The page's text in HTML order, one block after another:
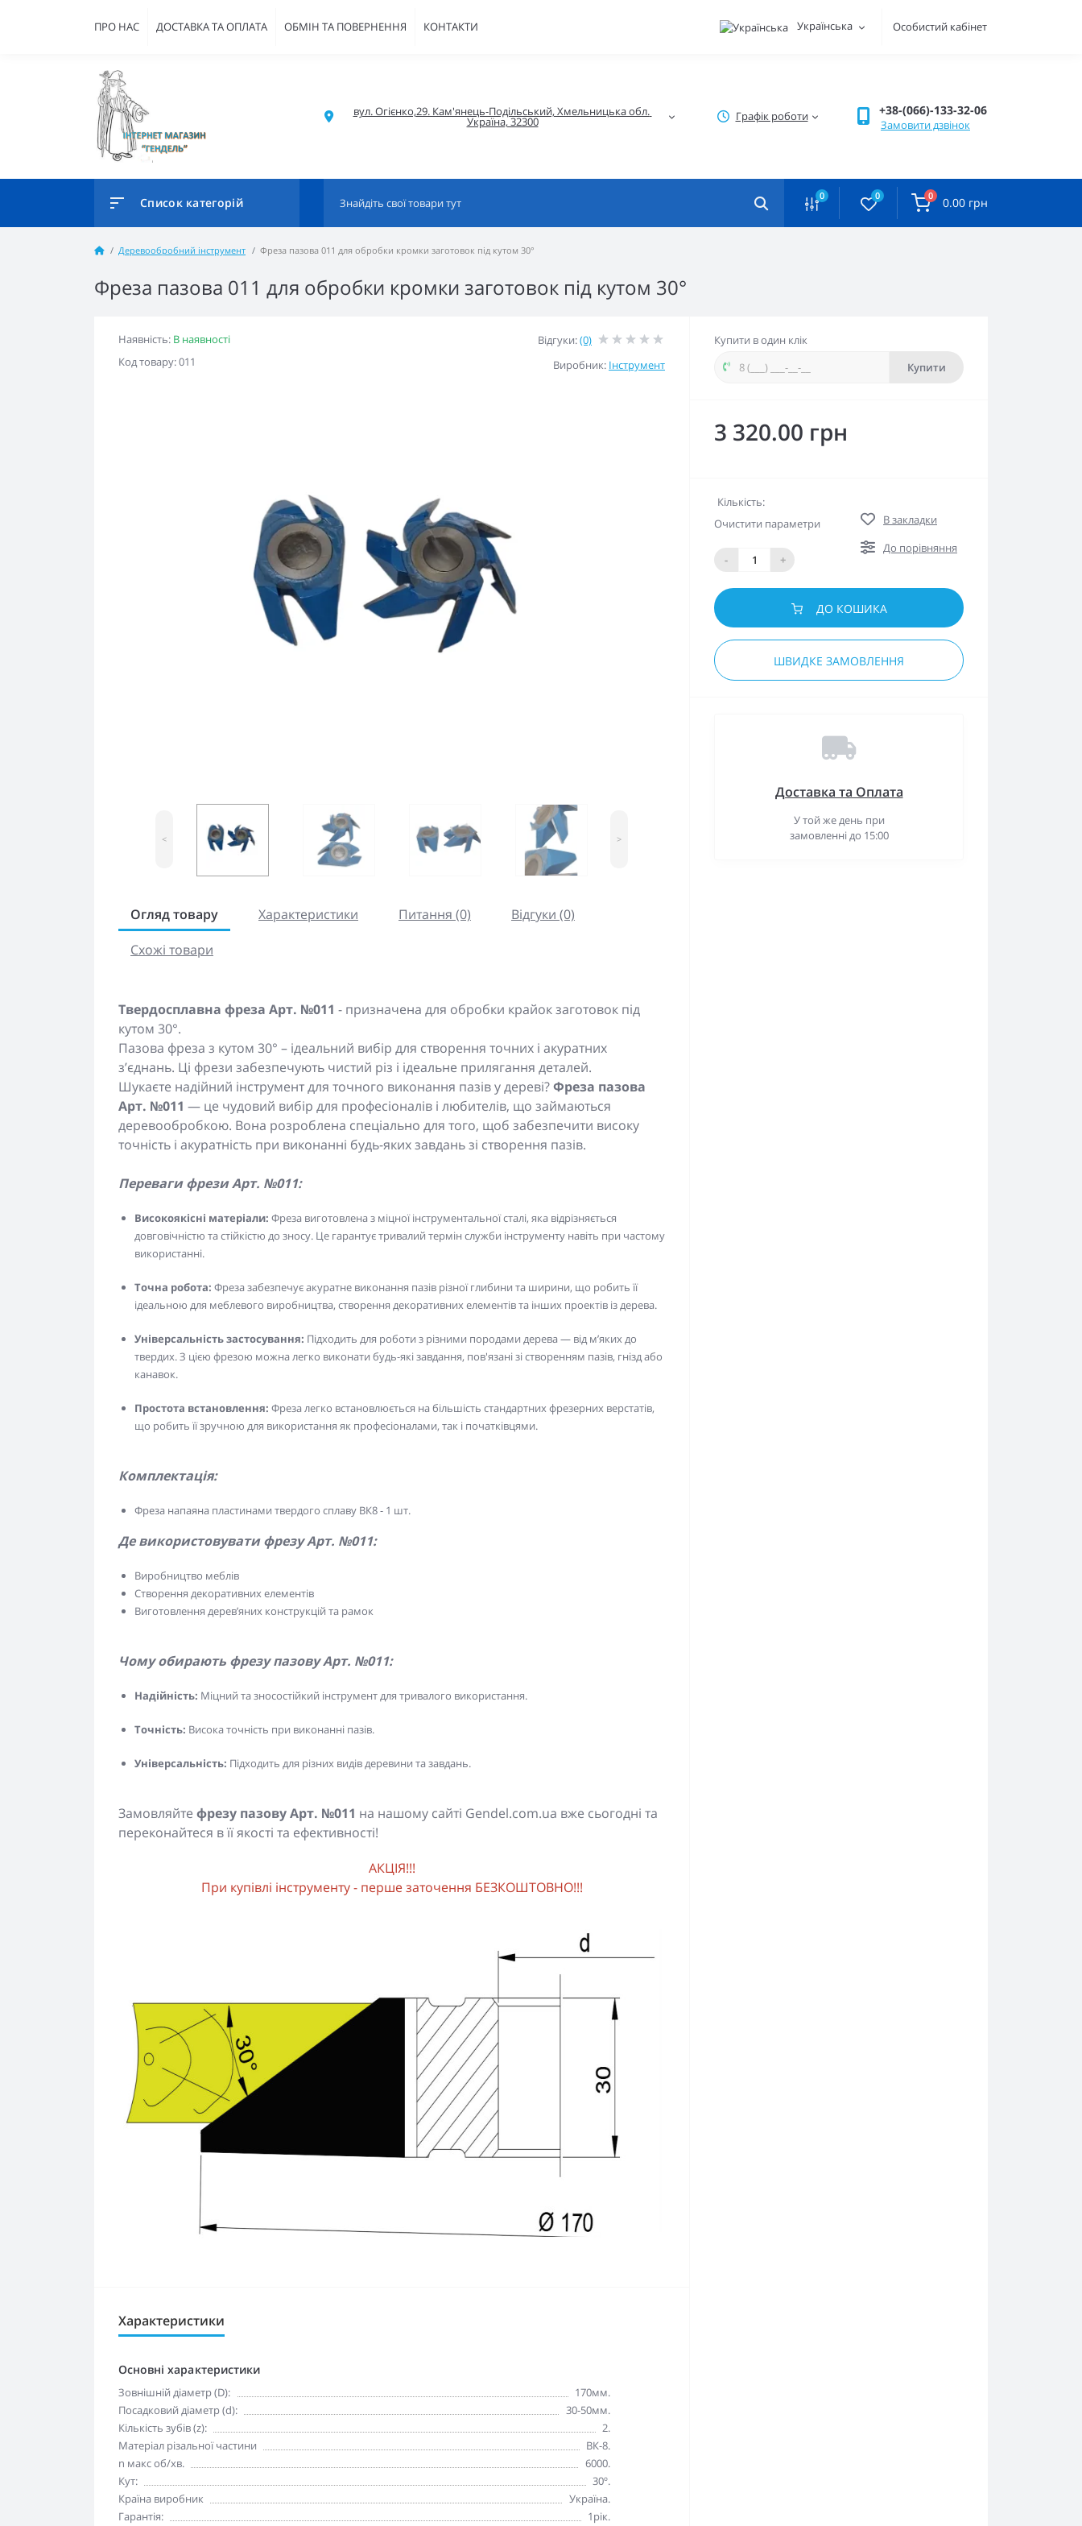
ПРО НАС ДОСТАВКА ТА ОПЛАТА ОБМІН ТА ПОВЕРНЕННЯ КОНТАКТИ Українська Особистий кабінет
вул. Огієнко,29. Кам'янець-Подільський, Хмельницька обл.
Україна, 32300 Графік роботи +38-(066)-133-32-06
Замовити дзвінок
Список категорій 0 0 0 0.00 грн
Деревообробний інструмент Фреза пазова 011 для обробки кромки заготовок під кутом 30°
Фреза пазова 011 для обробки кромки заготовок під кутом 30°
Наявність: В наявності
Код товару: 011
Відгуки:(0)
Виробник: Інструмент
< >
Огляд товару Характеристики Питання (0)
Відгуки (0)
Схожі товари
Твердосплавна фреза Арт. №011 - призначена для обробки крайок заготовок під
кутом 30°.
Пазова фреза з кутом 30° – ідеальний вибір для створення точних і акуратних
з’єднань. Ці фрези забезпечують чистий різ і ідеальне прилягання деталей.
Шукаєте надійний інструмент для точного виконання пазів у дереві?Фреза пазова
Арт. №011 — це чудовий вибір для професіоналів і любителів, що займаються
деревообробкою. Вона розроблена спеціально для того, щоб забезпечити високу
точність і акуратність при виконанні будь-яких завдань зі створення пазів.
Переваги фрези Арт. №011:
Високоякісні матеріали: Фреза виготовлена з міцної інструментальної сталі, яка відрізняється
довговічністю та стійкістю до зносу. Це гарантує тривалий термін служби інструменту навіть при частому
використанні.
Точна робота: Фреза забезпечує акуратне виконання пазів різної глибини та ширини, що робить її
ідеальною для меблевого виробництва, створення декоративних елементів та інших проектів із дерева.
Універсальність застосування: Підходить для роботи з різними породами дерева — від м’яких до
твердих. З цією фрезою можна легко виконати будь-які завдання, пов'язані зі створенням пазів, гнізд або
канавок.
Простота встановлення: Фреза легко встановлюється на більшість стандартних фрезерних верстатів,
що робить її зручною для використання як професіоналами, так і початківцями.
Комплектація:
Фреза напаяна пластинами твердого сплаву ВК8 - 1 шт.
Де використовувати фрезу Арт. №011:
Виробництво меблів
Створення декоративних елементів
Виготовлення дерев’яних конструкцій та рамок
Чому обирають фрезу пазову Арт. №011:
Надійність: Міцний та зносостійкий інструмент для тривалого використання.
Точність: Висока точність при виконанні пазів.
Універсальність: Підходить для різних видів деревини та завдань.
Замовляйте фрезу пазову Арт. №011 на нашому сайті Gendel.com.ua вже сьогодні та
переконайтеся в її якості та ефективності!
АКЦІЯ!!!
При купівлі інструменту - перше заточення БЕЗКОШТОВНО!!!
Характеристики
Основні характеристики
Зовнішній діаметр (D):
170мм.
Посадковий діаметр (d):
30-50мм.
Кількість зубів (z):
2.
Матеріал різальної частини
ВК-8.
n макc oб/хв.
6000.
Кут:
30º.
Країна виробник
Україна.
Гарантія:
1рік.
Купити в один клік
Купити
3 320.00 грн
Кількість:
Очистити параметри
- +
В закладки
До порівняння
ДО КОШИКА
ШВИДКЕ ЗАМОВЛЕННЯ
Доставка та Оплата
У той же день при
замовленні до 15:00